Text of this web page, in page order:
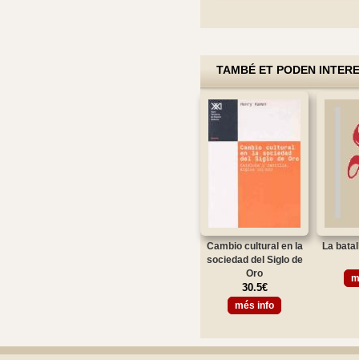
TAMBÉ ET PODEN
Cambio cultural en la
sociedad del Siglo de
Oro
30.5€
més info
La